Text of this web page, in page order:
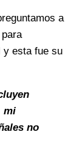
a
y esta fue su
mi
no